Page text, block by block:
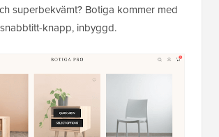
superbekvämt? Botiga kommer med
knapp, inbyggd.